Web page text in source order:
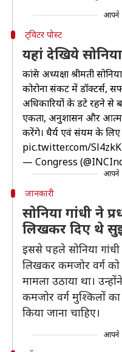
आपने
ट्विटर पोस्ट
यहां देखिये
कांग्रेस अध्यक्षा श्रीमती
कोरोना संकट में डॉक्टर्स,
अधिकारियों के डटे रहने से
एकता, अनुशासन और
करेंगे। धैर्य एवं संयम के लिए
pic.twitter.com/
— Congress
आपने
जानकारी
सोनिया गांधी ने
लिखकर दिए थे
इससे पहले सोनिया गांधी
लिखकर कमजोर वर्ग को
मामला उठाया था।
कमजोर वर्ग मुश्किलों
किया जाना चाहिए।
आपने